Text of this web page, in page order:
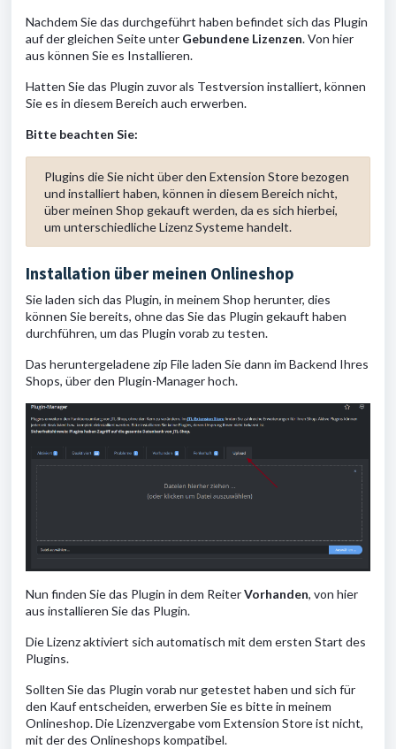
Nachdem Sie das durchgeführt haben befindet sich das Plugin
auf der gleichen Seite unter Gebundene Lizenzen. Von hier
aus können Sie es Installieren.
Hatten Sie das Plugin zuvor als Testversion installiert, können
Sie es in diesem Bereich auch erwerben.
Bitte beachten Sie:
Plugins die Sie nicht über den Extension Store bezogen
und installiert haben, können in diesem Bereich nicht,
über meinen Shop gekauft werden, da es sich hierbei,
um unterschiedliche Lizenz Systeme handelt.
Installation über meinen Onlineshop
Sie laden sich das Plugin, in meinem Shop herunter, dies
können Sie bereits, ohne das Sie das Plugin gekauft haben
durchführen, um das Plugin vorab zu testen.
Das heruntergeladene zip File laden Sie dann im Backend Ihres
Shops, über den Plugin-Manager hoch.
Nun finden Sie das Plugin in dem ReiterVorhanden, von hier
aus installieren Sie das Plugin.
Die Lizenz aktiviert sich automatisch mit dem ersten Start des
Plugins.
Sollten Sie das Plugin vorab nur getestet haben und sich für
den Kauf entscheiden, erwerben Sie es bitte in meinem
Onlineshop. Die Lizenzvergabe vom Extension Store ist nicht,
mit der des Onlineshops kompatibel.